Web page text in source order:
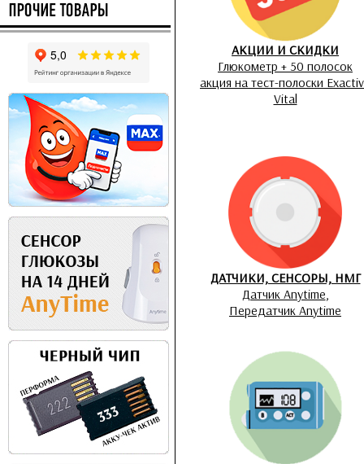
АКЦИИ И СКИДКИ
Глюкометр + 50 полосок
акция на тест-полоски
Vital
ДАТЧИКИ, СЕНСОРЫ, НМГ
Датчик Anytime,
Передатчик Anytime